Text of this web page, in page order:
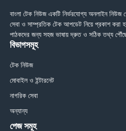
বাংলা টেক নিউজ একটি নির্ভরযোগ্য অনলাইন নিউজ
সেবা ও সাম্প্রতিক টেক আপডেট নিয়ে প্রকাশ করা
পাঠকদের জন্য সহজ ভাষায় দ্রুত ও সঠিক তথ্য
বিভাগসমূহ
টেক নিউজ
মোবাইল ও ইন্টারনেট
নাগরিক সেবা
অন্যান্য
পেজ সমূহ